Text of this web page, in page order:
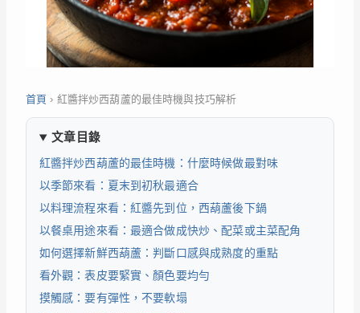
首頁 › 紅醬拌炒西葫蘆的最佳時機與技巧解析
文章目錄
紅醬拌炒西葫蘆的最佳時機：什麼時候做最對味
以季節來看：夏末到初秋最適合
以料理流程來看：紅醬先到位，西葫蘆後下鍋
以餐桌用途來看：最適合做成快炒、配菜或主菜配角
如何選擇新鮮西葫蘆：判斷口感與成熟度的重點
看外觀：表皮要緊實、顏色要均勻
摸觸感：要有彈性，不要軟塌